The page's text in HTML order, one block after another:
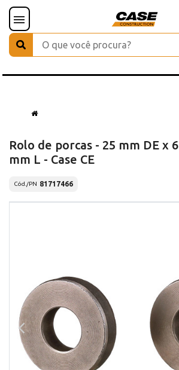
Rolo de porcas - 25 mm DE x 6
mm L - Case CE
Cód./PN 81717466